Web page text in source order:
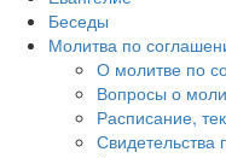
Беседы
Молитва по
О молитве по
Вопросы о
Расписание,